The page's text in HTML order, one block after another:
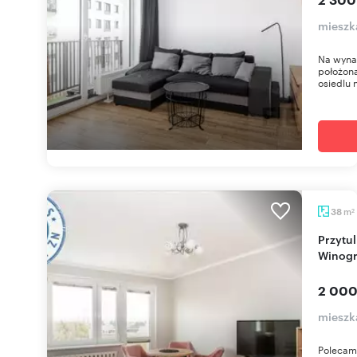
Na
osiedlu
38 m2
Przytulne 2-pokojowe mieszkanie na
2